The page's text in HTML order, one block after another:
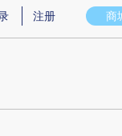
实意图存在偏差。不代
商
注册